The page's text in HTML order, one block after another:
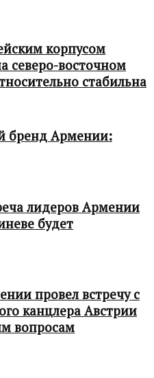
корпусом
северо-восточном
стабильна
бренд Армении:
лидеров Армении
будет
провел встречу с
канцлера Австрии
вопросам